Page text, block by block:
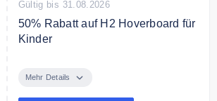
Gültig bis 31.08.2026
50% Rabatt auf H2 Hoverboard für
Kinder
Zoll Hoverboard für Kinder -
Mehr Details